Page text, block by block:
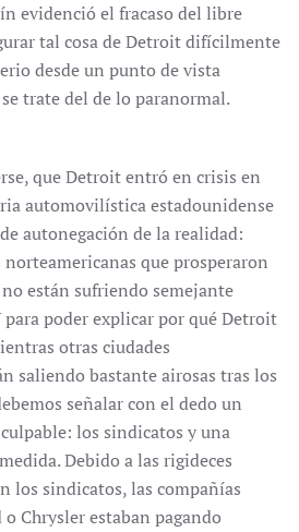
evidenció el fracaso del libre
tal cosa de Detroit difícilmente
desde un punto de vista
trate del de lo paranormal.
que Detroit entró en crisis en
automovilística estadounidense
autonegación de la realidad:
que prosperaron
están sufriendo semejante
para poder explicar por qué Detroit
otras ciudades
saliendo bastante airosas tras los
señalar con el dedo un
los sindicatos y una
Debido a las rigideces
los sindicatos, las compañías
Chrysler estaban pagando